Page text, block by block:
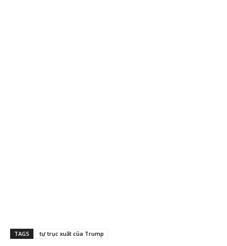
TAGS tự trục xuất của Trump